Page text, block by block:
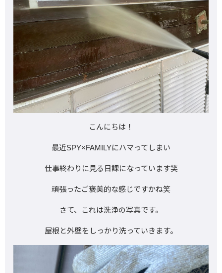
こんにちは！
最近SPY×FAMILYにハマってしまい
仕事終わりに見る日課になっています笑
頑張ったご褒美的な感じですかね笑
さて、これは洗浄の写真です。
屋根と外壁をしっかり洗っていきます。